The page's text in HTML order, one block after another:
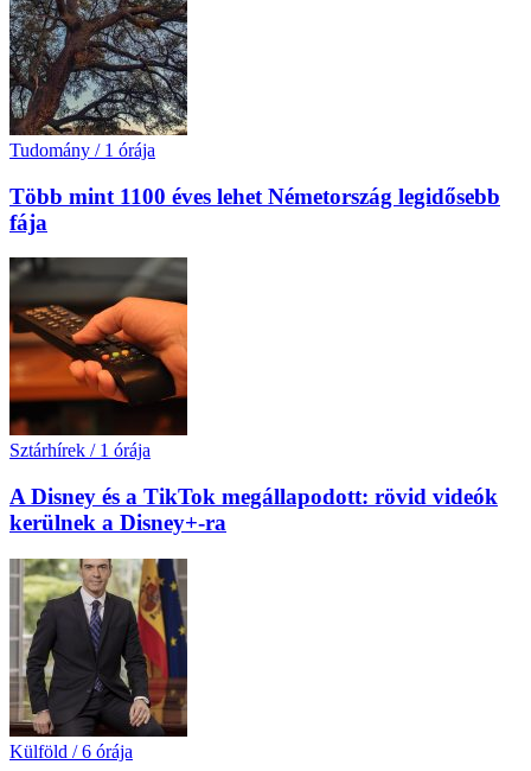
Tudomány / 1 órája
Több mint 1100 éves lehet Németország legidősebb
fája
Sztárhírek / 1 órája
A Disney és a TikTok megállapodott: rövid videók
kerülnek a Disney+-ra
Külföld / 6 órája